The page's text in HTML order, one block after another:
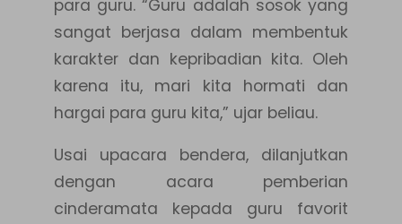
para guru. “Guru adalah sosok yang
sangat berjasa dalam membentuk
karakter dan kepribadian kita. Oleh
karena itu, mari kita hormati dan
hargai para guru kita,” ujar beliau.
Usai upacara bendera, dilanjutkan
dengan acara pemberian
cinderamata kepada guru favorit